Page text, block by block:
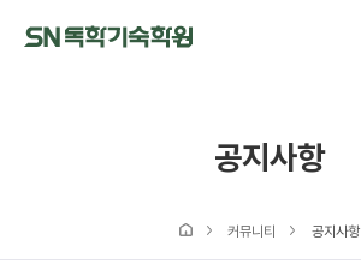
공지사항
커뮤니티 공지사항